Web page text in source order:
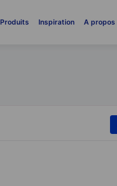
Produits Inspiration A propos